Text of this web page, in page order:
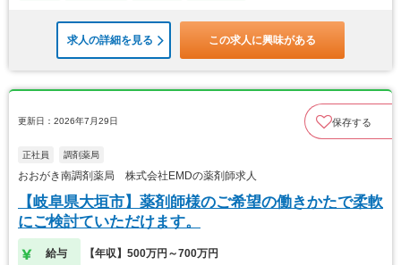
求人の詳細を見る この求人に興味がある
更新日：2026年7月29日 保存する
正社員 調剤薬局
おおがき南調剤薬局 株式会社EMDの薬剤師求人
【岐阜県大垣市】薬剤師様のご希望の働きかたで柔軟
にご検討ていただけます。
給与 【年収】500万円～700万円